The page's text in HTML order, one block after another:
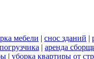
мебели | снос зданий |
| аренда
| уборка квартиры от